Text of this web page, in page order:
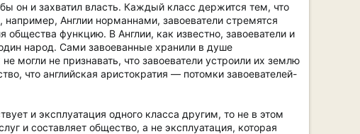
он и захватил власть. Каждый класс держится тем, что
Англии норманнами, завоеватели стремятся
функцию. В Англии, как известно, завоеватели и
народ. Сами завоеванные хранили в душе
могли не признавать, что завоеватели устроили их землю
что английская аристократия — потомки завоевателей-
и эксплуатация одного класса другим, то не в этом
и составляет общество, а не эксплуатация, которая